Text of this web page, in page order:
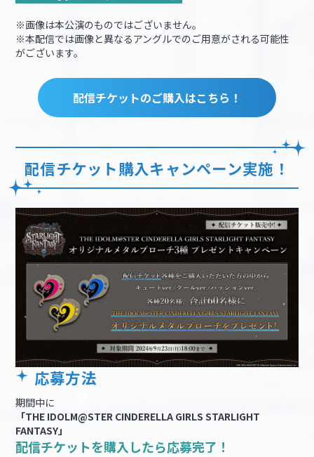
※画像は本公演のものではございません。
※本配信では画像と異なるアングルでのご用意がされる可能性
がございます。
配信チケットのご購入はこちら！
配信チケット購入キャンペーン実施！
応募方法
期間中に
「THE IDOLM@STER CINDERELLA GIRLS STARLIGHT
FANTASY」
配信チケットを購入したら応募完了！